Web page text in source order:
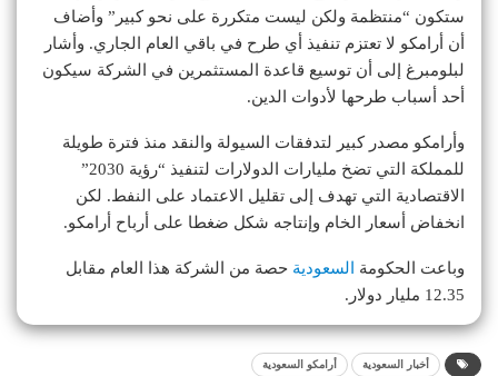
ستكون “منتظمة ولكن ليست متكررة على نحو كبير” وأضاف
أن أرامكو لا تعتزم تنفيذ أي طرح في باقي العام الجاري. وأشار
لبلومبرغ إلى أن توسيع قاعدة المستثمرين في الشركة سيكون
أحد أسباب طرحها لأدوات الدين.
وأرامكو مصدر كبير لتدفقات السيولة والنقد منذ فترة طويلة
للمملكة التي تضخ مليارات الدولارات لتنفيذ “رؤية 2030”
الاقتصادية التي تهدف إلى تقليل الاعتماد على النفط. لكن
انخفاض أسعار الخام وإنتاجه شكل ضغطا على أرباح أرامكو.
وباعت الحكومة السعودية حصة من الشركة هذا العام مقابل
12.35 مليار دولار.
أخبار السعودية أرامكو السعودية